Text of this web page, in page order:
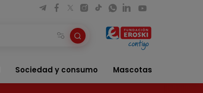
Sociedad y consumo Mascotas